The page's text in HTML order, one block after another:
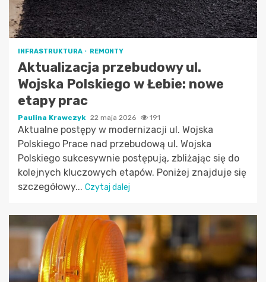
INFRASTRUKTURA REMONTY
Aktualizacja przebudowy ul.
Wojska Polskiego w Łebie: nowe
etapy prac
Paulina Krawczyk 22 maja 2026 191
Aktualne postępy w modernizacji ul. Wojska
Polskiego Prace nad przebudową ul. Wojska
Polskiego sukcesywnie postępują, zbliżając się do
kolejnych kluczowych etapów. Poniżej znajduje się
szczegółowy... Czytaj dalej